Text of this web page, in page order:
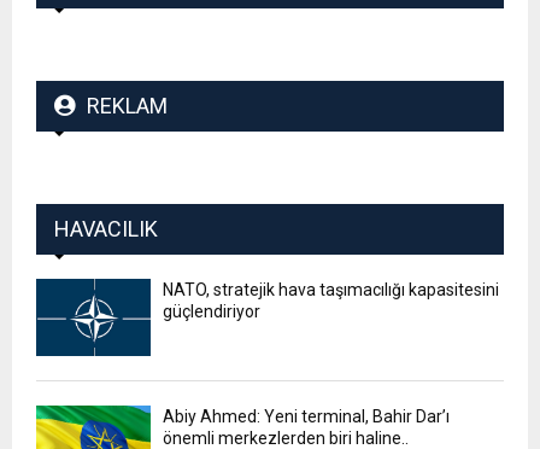
REKLAM
HAVACILIK
NATO, stratejik hava taşımacılığı kapasitesini
güçlendiriyor
Abiy Ahmed: Yeni terminal, Bahir Dar’ı
önemli merkezlerden biri haline..